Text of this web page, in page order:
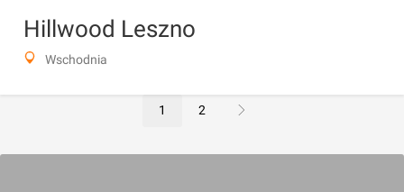
Hillwood Leszno
Wschodnia
1 2